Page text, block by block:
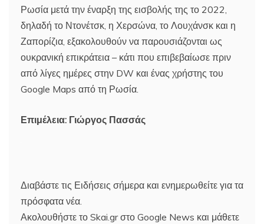
Ρωσία μετά την έναρξη της εισβολής της το 2022,
δηλαδή το Ντονέτσκ, η Χερσώνα, το Λουχάνσκ και η
Ζαπορίζια, εξακολουθούν να παρουσιάζονται ως
ουκρανική επικράτεια – κάτι που επιβεβαίωσε πριν
από λίγες ημέρες στην DW και ένας χρήστης του
Google Maps από τη Ρωσία.
Επιμέλεια: Γιώργος Πασσάς
Διαβάστε τις Ειδήσεις σήμερα και ενημερωθείτε για τα
πρόσφατα νέα.
Ακολουθήστε το Skai.gr στο Google News και μάθετε